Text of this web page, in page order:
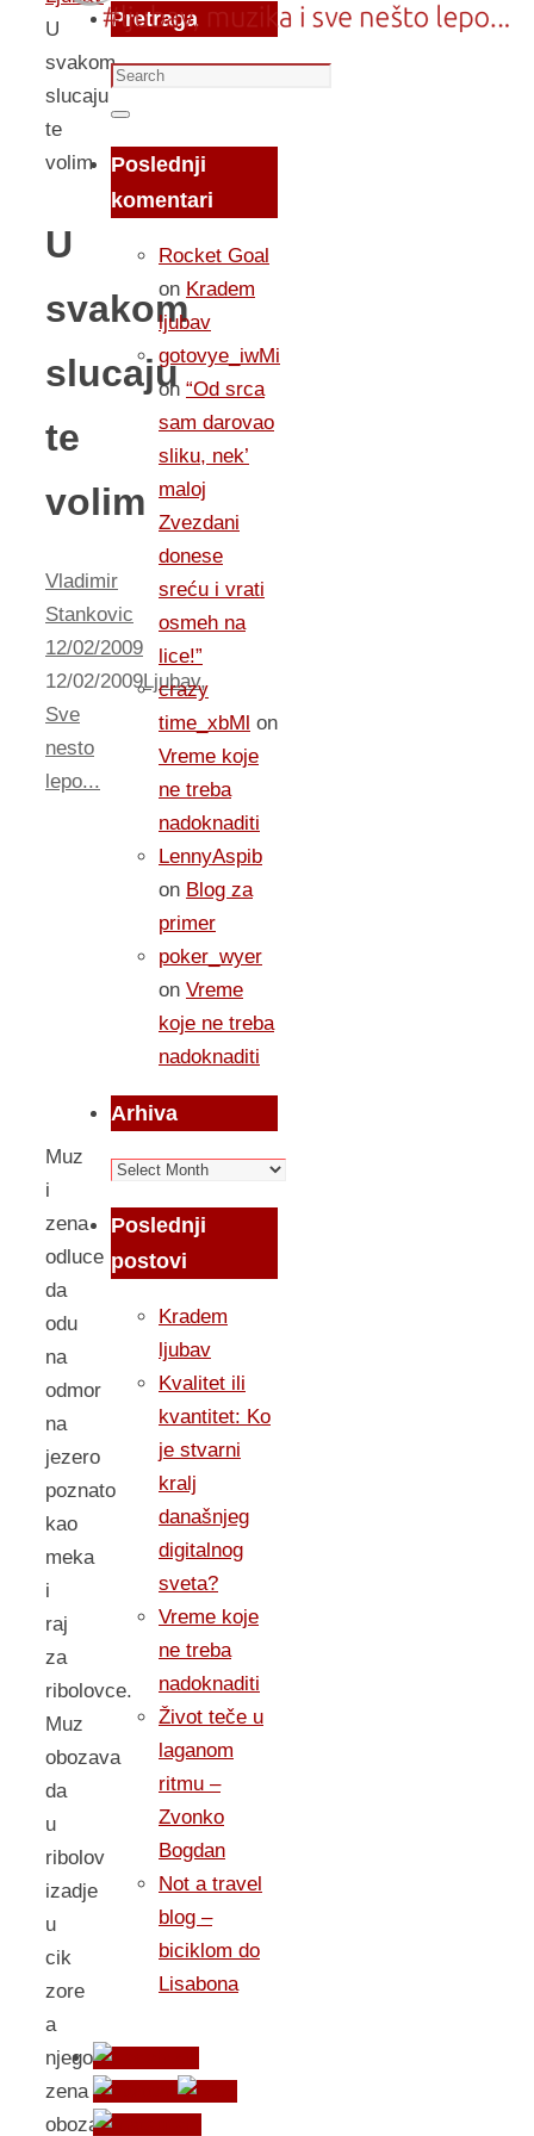
U
svakom
slucaju
te
volim
U
svakom
slucaju
te
volim
Vladimir
Stankovic
12/02/2009
12/02/2009Ljubav,
Sve
nesto
lepo...
Muz
i
zena
odluce
da
odu
na
odmor
na
jezero
poznato
kao
meka
i
raj
za
ribolovce.
Muz
obozava
da
u
ribolov
izadje
u
cik
zore
a
njegova
zena
obozava
Pretraga
Search
for:
Search
Poslednji
komentari
Rocket Goal
on Kradem
ljubav
gotovye_iwMi
on “Od srca
sam darovao
sliku, nek’
maloj
Zvezdani
donese
sreću i vrati
osmeh na
lice!”
crazy
time_xbMl on
Vreme koje
ne treba
nadoknaditi
LennyAspib
on Blog za
primer
poker_wyer
on Vreme
koje ne treba
nadoknaditi
Arhiva
Arhiva
Poslednji
postovi
Kradem
ljubav
Kvalitet ili
kvantitet: Ko
je stvarni
kralj
današnjeg
digitalnog
sveta?
Vreme koje
ne treba
nadoknaditi
Život teče u
laganom
ritmu –
Zvonko
Bogdan
Not a travel
blog –
biciklom do
Lisabona